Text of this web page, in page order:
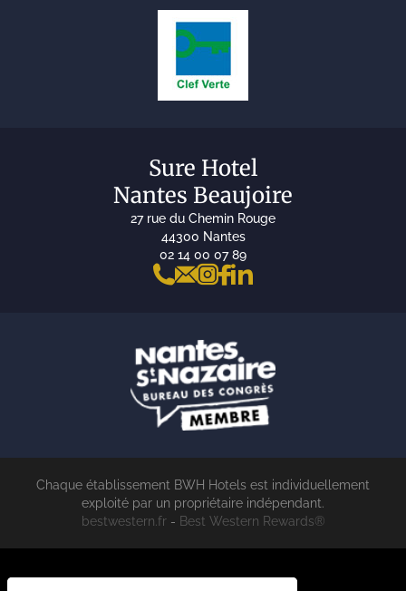
Sure Hotel
Nantes Beaujoire
27 rue du Chemin Rouge
44300 Nantes
02 14 00 07 89
Chaque établissement BWH Hotels est individuellement
exploité par un propriétaire indépendant.
bestwestern.fr- Best Western Rewards®